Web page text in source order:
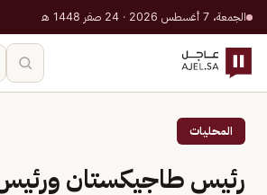
الجمعة، 7 أغسطس 2026 · 24 صفر 1448 هـ
المحليات
رئيس طاجيكستان